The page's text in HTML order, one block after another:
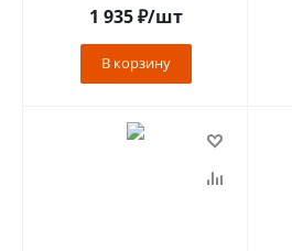
1 935₽/шт
В корзину